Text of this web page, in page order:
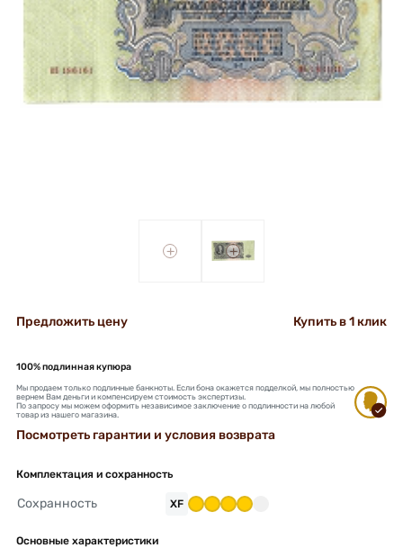
+ +
Предложить цену Купить в 1 клик
100% подлинная купюра
Мы продаем только подлинные банкноты. Если бона окажется подделкой, мы полностью
вернем Вам деньги и компенсируем стоимость экспертизы.
По запросу мы можем оформить независимое заключение о подлинности на любой
товар из нашего магазина.
Посмотреть гарантии и условия возврата
Комплектация и сохранность
Сохранность XF
Основные характеристики